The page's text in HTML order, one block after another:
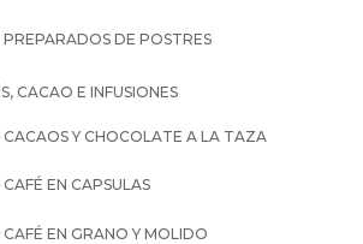
PREPARADOS DE POSTRES
CACAO E INFUSIONES
CACAOS Y CHOCOLATE A LA TAZA
CAFÉ EN CAPSULAS
CAFÉ EN GRANO Y MOLIDO